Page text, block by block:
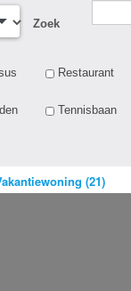
Zoek
Restaurant
Tennisbaan
(21)